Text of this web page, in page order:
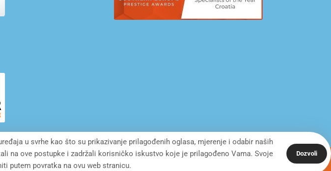
Privacy Policy
u svrhe kao što su prikazivanje prilagođenih oglasa, mjerenje i odabir naših
na ove postupke i zadržali korisničko iskustvo koje je prilagođeno Vama. Svoje
putem povratka na ovu web stranicu.
Dozvoli